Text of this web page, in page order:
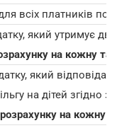
всіх платників
який утримує
на кожну
який
на дітей
розрахунку на кожну